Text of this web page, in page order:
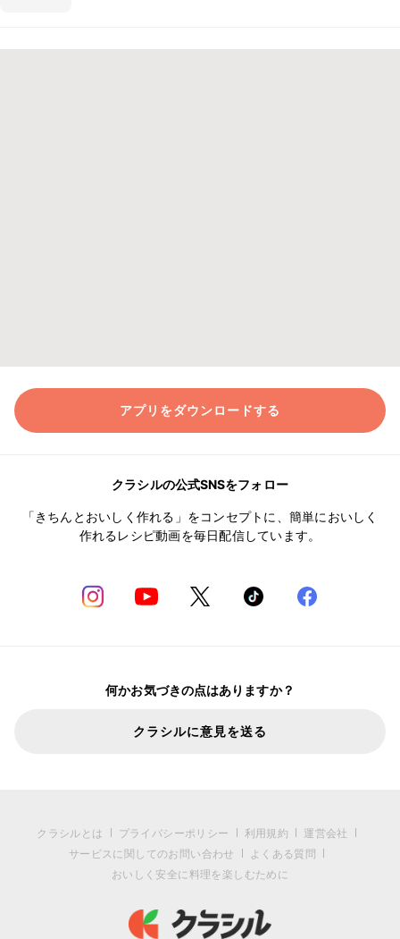
アプリをダウンロードする
クラシルの公式SNSをフォロー
「きちんとおいしく作れる」をコンセプトに、簡単においしく
作れるレシピ動画を毎日配信しています。
何かお気づきの点はありますか？
クラシルに意見を送る
クラシルとは プライバシーポリシー 利用規約
運営会社
サービスに関してのお問い合わせ
よくある質問
おいしく安全に料理を楽しむために